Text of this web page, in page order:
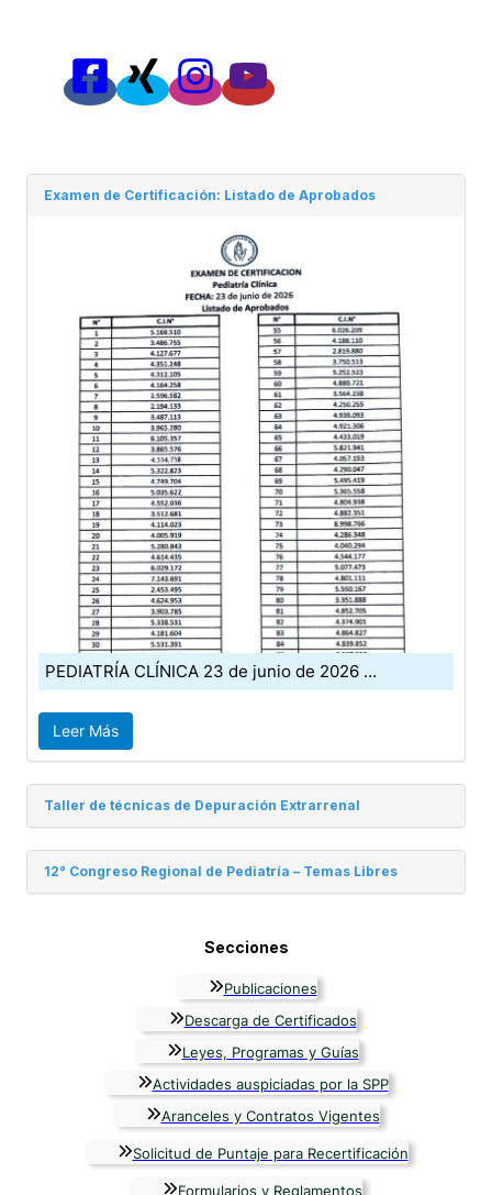
Examen de Certificación: Listado de Aprobados
PEDIATRÍA CLÍNICA 23 de junio de 2026 …
Leer Más
Taller de técnicas de Depuración Extrarrenal
12° Congreso Regional de Pediatría – Temas Libres
Secciones
Publicaciones
Descarga de Certificados
Leyes, Programas y Guías
Actividades auspiciadas por la SPP
Aranceles y Contratos Vigentes
Solicitud de Puntaje para Recertificación
Formularios y Reglamentos